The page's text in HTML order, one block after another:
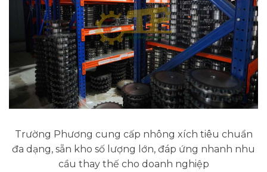
Trường Phương cung cấp nhông xích tiêu chuẩn
đa dạng, sẵn kho số lượng lớn, đáp ứng nhanh nhu
cầu thay thế cho doanh nghiệp